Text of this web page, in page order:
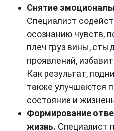
Снятие
Специалист
осознанию чувств,
плеч груз вины,
проявлений,
Как результат,
также улучшаются
состояние и
Формирование
жизнь. Специалист